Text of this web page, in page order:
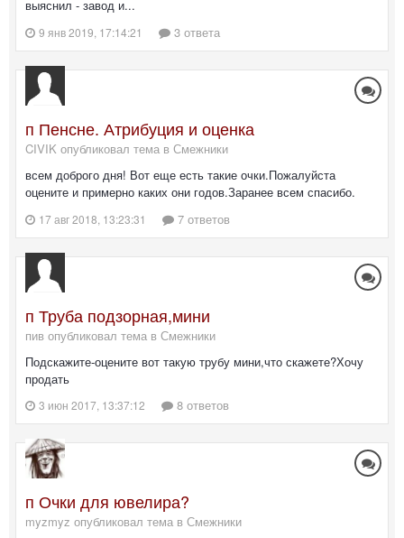
выяснил - завод и...
9 янв 2019, 17:14:21 3 ответа
п Пенсне. Атрибуция и оценка
CIVIK опубликовал тема в Смежники
всем доброго дня! Вот еще есть такие очки.Пожалуйста
оцените и примерно каких они годов.Заранее всем спасибо.
17 авг 2018, 13:23:31 7 ответов
п Труба подзорная,мини
пив опубликовал тема в Смежники
Подскажите-оцените вот такую трубу мини,что скажете?Хочу
продать
3 июн 2017, 13:37:12 8 ответов
п Очки для ювелира?
myzmyz опубликовал тема в Смежники